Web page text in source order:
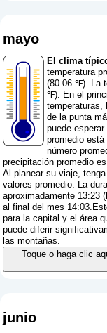
mayo
El clima
temperatura
(80.06 ℉). La
℉). En el
temperaturas,
de la punta
puede
promedio
número
precipitación promedio
Al planear su viaje,
valores promedio. La
aproximadamente 13:23
al final del mes
para la capital y el área
puede diferir
las montañas.
Toque o haga clic
junio